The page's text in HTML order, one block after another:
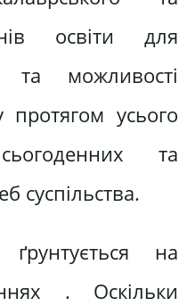
освіти для
та можливості
протягом усього
та
суспільства.
на
. Оскільки